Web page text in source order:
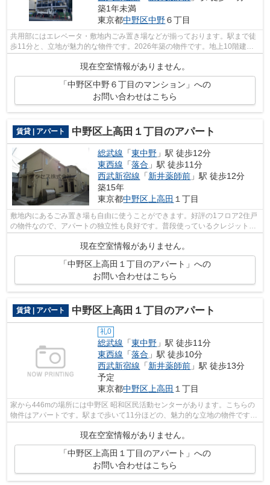
築1年未満
東京都中野区中野６丁目
共用部にはエレベータ・敷地内ごみ置き場などが揃っております。駅まで徒
歩11分と、立地が魅力的な物件です。2026年築の物件です。地上10階建て
現在空室情報がありません。
「中野区中野６丁目のマンション」への
お問い合わせはこちら
賃貸 | アパート 中野区上高田１丁目のアパート
総武線 「東中野 」駅 徒歩12分
東西線 「落合 」駅 徒歩11分
西武新宿線 「新井薬師前 」駅 徒歩12分
築15年
東京都中野区 上高田 １丁目
敷地内にあるごみ置き場も自由に使うことができます。好評の1フロア2住戸
の物件なので、アパートの独立性も良好です。普段使っているクレジット
で、初期費用のカード決済が可能です。...
現在空室情報がありません。
「中野区上高田１丁目のアパート」への
お問い合わせはこちら
賃貸 | アパート 中野区上高田１丁目のアパート
礼0
総武線 「東中野 」駅 徒歩11分
東西線 「落合 」駅 徒歩10分
西武新宿線 「新井薬師前 」駅 徒歩13分
予定
東京都中野区上高田 １丁目
家から446mの場所には中野区 昭和区民活動センターがあります。こちらの
物件はアパートです。駅まで歩いて11分ほどの、魅力的な立地の物件です。
現在空室情報がありません。
「中野区上高田１丁目のアパート」への
お問い合わせはこちら